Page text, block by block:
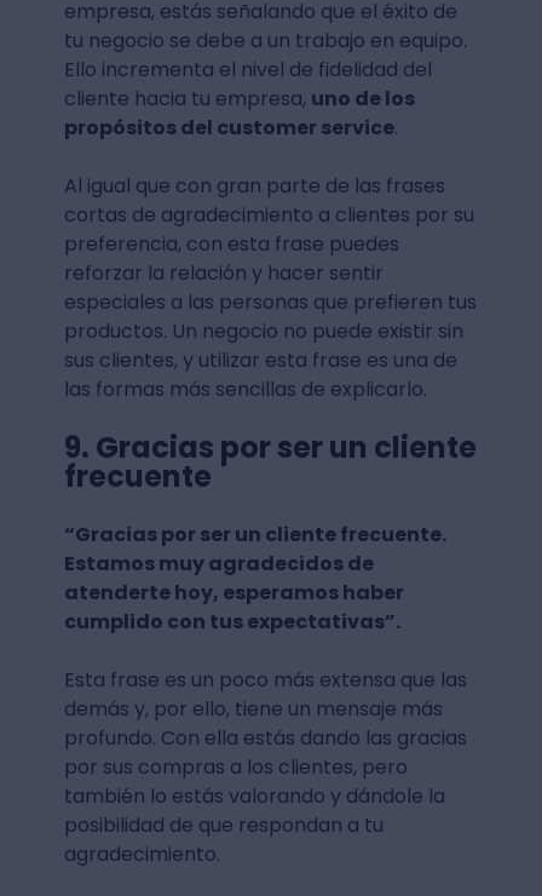
empresa, estás señalando que el éxito de
tu negocio se debe a un trabajo en equipo.
Ello incrementa el nivel de fidelidad del
cliente hacia tu empresa, uno de los
propósitos del customer service.
Al igual que con gran parte de las frases
cortas de agradecimiento a clientes por su
preferencia, con esta frase puedes
reforzar la relación y hacer sentir
especiales a las personas que prefieren tus
productos. Un negocio no puede existir sin
sus clientes, y utilizar esta frase es una de
las formas más sencillas de explicarlo.
9. Gracias por ser un cliente
frecuente
“Gracias por ser un cliente frecuente.
Estamos muy agradecidos de
atenderte hoy, esperamos haber
cumplido con tus expectativas”.
Esta frase es un poco más extensa que las
demás y, por ello, tiene un mensaje más
profundo. Con ella estás dando las gracias
por sus compras a los clientes, pero
también lo estás valorando y dándole la
posibilidad de que respondan a tu
agradecimiento.